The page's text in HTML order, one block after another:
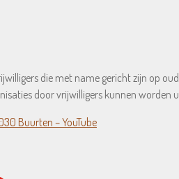
die met name gericht zijn op
door vrijwilligers kunnen worden
Buurten – YouTube